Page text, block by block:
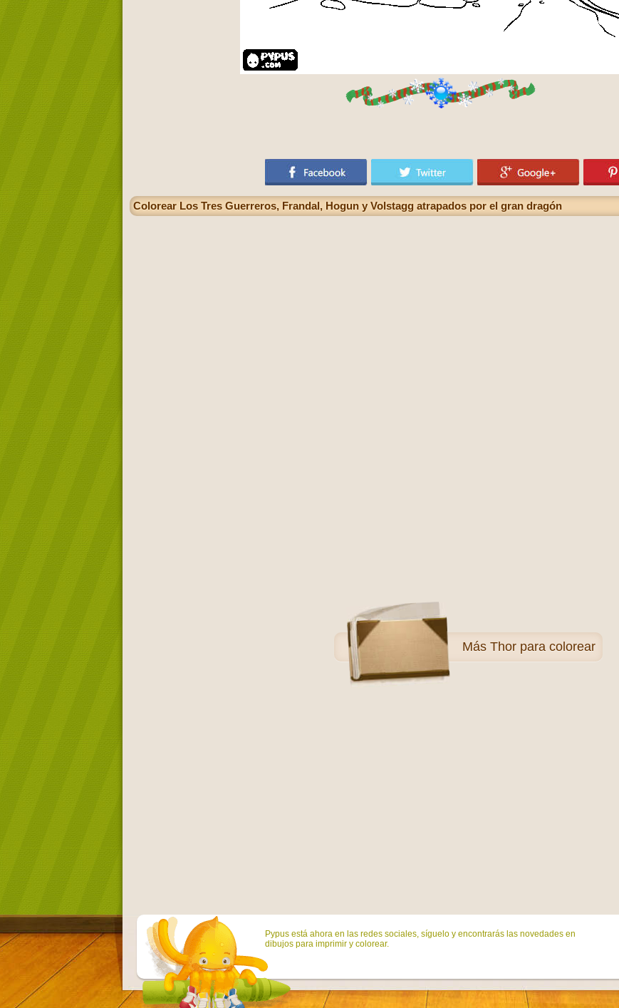
Colorear Los Tres Guerreros, Frandal, Hogun y Volstagg atrapados por el gran dragón
Más Thor para colorear
Pypus está ahora en las redes sociales, síguelo y encontrarás las novedades en
dibujos para imprimir y colorear.